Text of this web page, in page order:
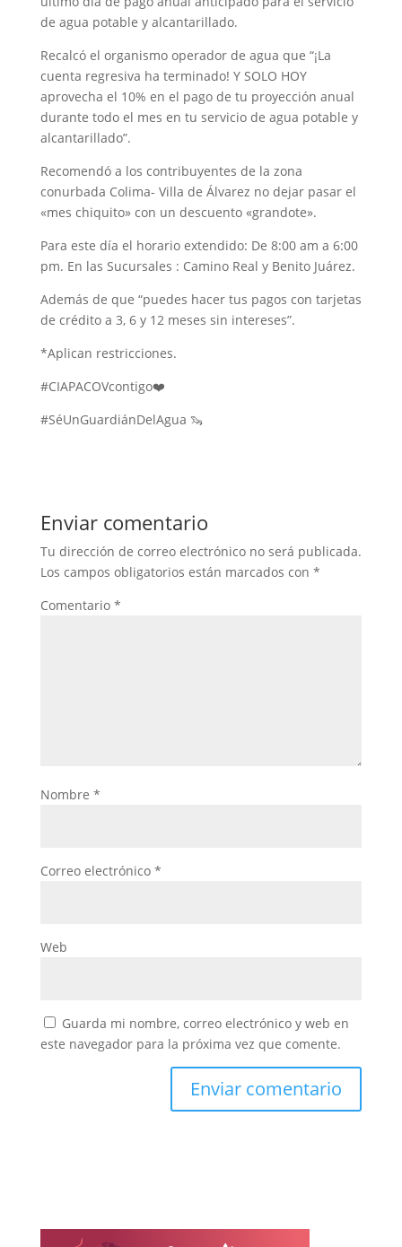
de agua potable y alcantarillado.
Recalcó el organismo operador de agua que “¡La
cuenta regresiva ha terminado! Y SOLO HOY
aprovecha el 10% en el pago de tu proyección anual
durante todo el mes en tu servicio de agua potable y
alcantarillado”.
Recomendó a los contribuyentes de la zona
conurbada Colima- Villa de Álvarez no dejar pasar el
«mes chiquito» con un descuento «grandote».
Para este día el horario extendido: De 8:00 am a 6:00
pm. En las Sucursales : Camino Real y Benito Juárez.
Además de que “puedes hacer tus pagos con tarjetas
de crédito a 3, 6 y 12 meses sin intereses”.
*Aplican restricciones.
#CIAPACOVcontigo❤️
#SéUnGuardiánDelAgua 🦦
Enviar comentario
Tu dirección de correo electrónico no será publicada.
Los campos obligatorios están marcados con *
Comentario *
Nombre *
Correo electrónico *
Web
Guarda mi nombre, correo electrónico y web en
este navegador para la próxima vez que comente.